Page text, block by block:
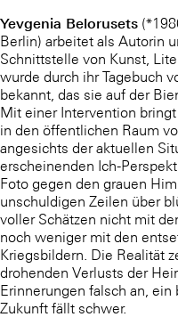
Yevgenia Belorusets
Berlin) arbeitet als Autorin
Schnittstelle von Kunst,
wurde durch ihr Tagebuch
bekannt, das sie auf der
Mit einer Intervention
in den öffentlichen Raum
angesichts der aktuellen
erscheinenden Ich-
Foto gegen den grauen
unschuldigen Zeilen über
voller Schätzen nicht mit
noch weniger mit den
Kriegsbildern. Die Realität
drohenden Verlusts der
Erinnerungen falsch an,
Zukunft fällt schwer.